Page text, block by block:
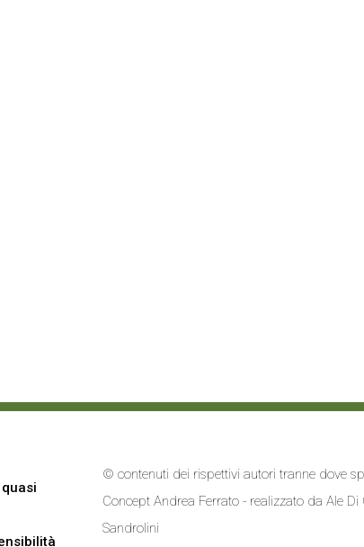
© contenuti dei rispettivi autori tranne dove
Concept Andrea Ferrato - realizzato da Ale Di
Sandrolini